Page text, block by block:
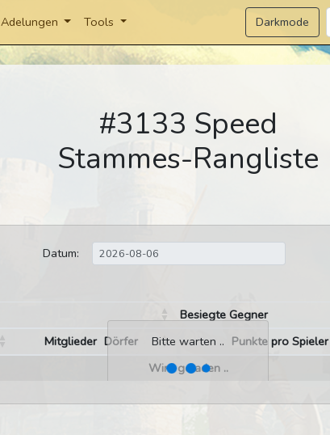
Adelungen Tools Darkmode
#3133 Speed
Stammes-Rangliste
Datum:
Bitte warten ..
Besiegte Gegner
Mitglieder Dörfer Punkte pro Spieler
Wird geladen ..